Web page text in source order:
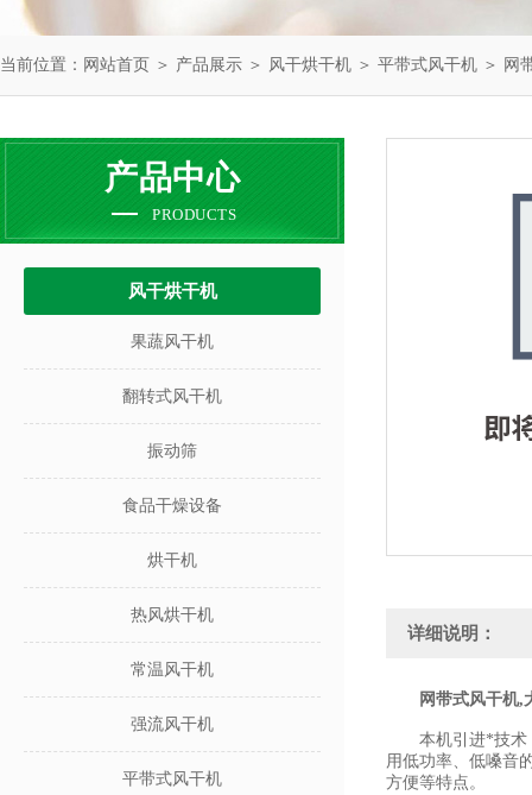
当前位置： 网站首页 ＞ 产品展示 ＞ 风干烘干机 ＞ 平带式风干机 ＞ 网
产品中心
PRODUCTS
风干烘干机
果蔬风干机
翻转式风干机
振动筛
食品干燥设备
烘干机
热风烘干机
常温风干机
强流风干机
平带式风干机
详细说明：
网带式风干机,
本机引进*技术，
用低功率、低嗓音
方便等特点。